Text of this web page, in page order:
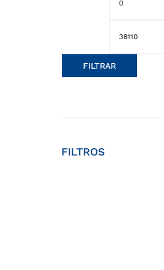
FILTRAR
FILTROS